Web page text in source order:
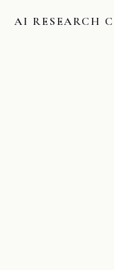
AI RESEARCH